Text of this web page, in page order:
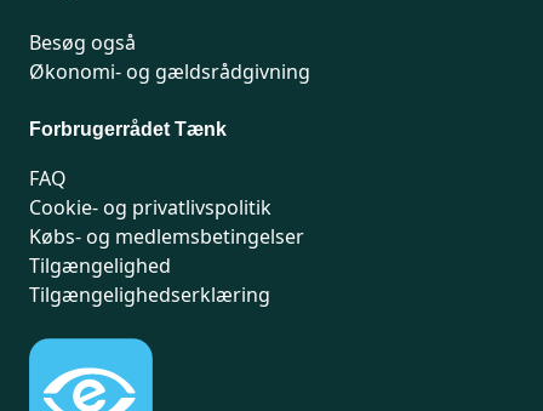
Besøg også
Økonomi- og gældsrådgivning
Forbrugerrådet Tænk
FAQ
Cookie- og privatlivspolitik
Købs- og medlemsbetingelser
Tilgængelighed
Tilgængelighedserklæring